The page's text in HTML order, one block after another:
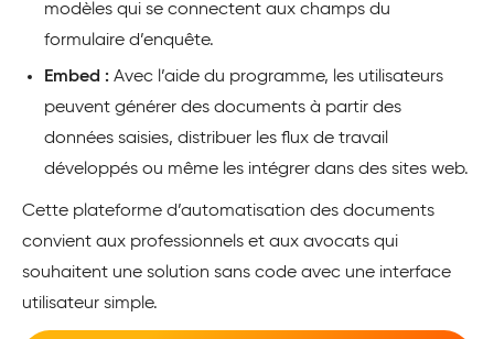
modèles qui se connectent aux champs du
formulaire d’enquête.
Embed : Avec l’aide du programme, les utilisateurs
peuvent générer des documents à partir des
données saisies, distribuer les flux de travail
développés ou même les intégrer dans des sites web.
Cette plateforme d’automatisation des documents
convient aux professionnels et aux avocats qui
souhaitent une solution sans code avec une interface
utilisateur simple.